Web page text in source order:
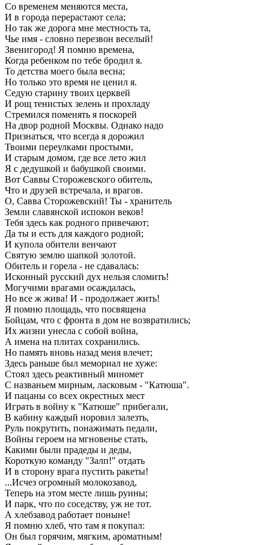
Со временем меняются места,
И в города перерастают села;
Но так же дорога мне местность та,
Чье имя - словно перезвон веселый!
Звенигород! Я помню времена,
Когда ребенком по тебе бродил я.
То детства моего была весна;
Но только это время не ценил я.
Седую старину твоих церквей
И рощ тенистых зелень и прохладу
Стремился поменять я поскорей
На двор родной Москвы. Однако надо
Признаться, что всегда я дорожил
Твоими переулками простыми,
И старым домом, где все лето жил
Я с дедушкой и бабушкой своими.
Вот Саввы Сторожевского обитель,
Что и друзей встречала, и врагов.
О, Савва Сторожевский! Ты - хранитель
Земли славянской испокон веков!
Тебя здесь как родного привечают;
Да ты и есть для каждого родной;
И купола обители венчают
Святую землю шапкой золотой.
Обитель и горела - не сдавалась:
Исконный русский дух нельзя сломить!
Могучими врагами осаждалась,
Но все ж жива! И - продолжает жить!
Я помню площадь, что посвящена
Бойцам, что с фронта в дом не возвратились;
Их жизни унесла с собой война,
А имена на плитах сохранились.
Но память вновь назад меня влечет;
Здесь раньше был мемориал не хуже:
Стоял здесь реактивный миномет
С названьем мирным, ласковым - "Катюша".
И пацаны со всех окрестных мест
Играть в войну к "Катюше" прибегали,
В кабину каждый норовил залезть,
Руль покрутить, понажимать педали,
Войны героем на мгновенье стать,
Какими были прадеды и деды,
Короткую команду "Залп!" отдать
И в сторону врага пустить ракеты!
...Исчез огромный молокозавод,
Теперь на этом месте лишь руины;
И парк, что по соседству, уж не тот.
А хлебзавод работает поныне!
Я помню хлеб, что там я покупал:
Он был горячим, мягким, ароматным!